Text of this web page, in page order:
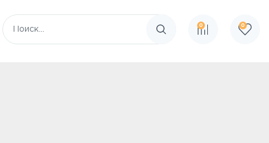
Поиск по сайту
0 0